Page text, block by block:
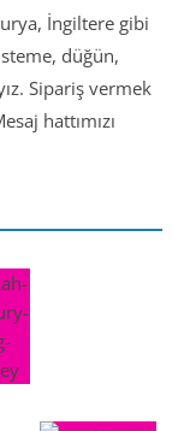
İngiltere gibi
düğün,
Sipariş vermek
hattımızı